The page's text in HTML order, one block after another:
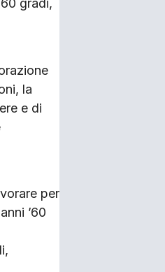
gradi,
la
e di
per
’60